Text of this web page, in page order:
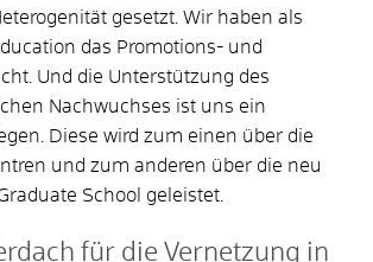
gesetzt. Wir haben als
das Promotions- und
Und die Unterstützung des
Nachwuchses ist uns ein
Diese wird zum einen über die
und zum anderen über die neu
School geleistet.
für die Vernetzung in